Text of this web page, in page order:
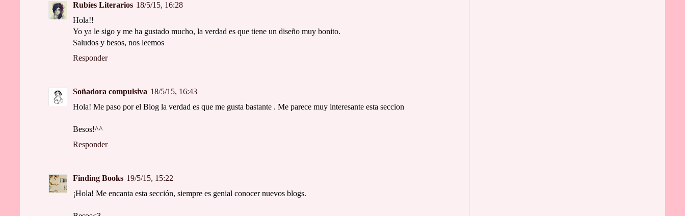
Rubíes Literarios 18/5/15, 16:28
Hola!!
Yo ya le sigo y me ha gustado mucho, la verdad es que tiene un diseño muy bonito.
Saludos y besos, nos leemos
Responder
Soñadora compulsiva 18/5/15, 16:43
Hola! Me paso por el Blog la verdad es que me gusta bastante . Me parece muy interesante esta seccion
Besos!^^
Responder
Finding Books 19/5/15, 15:22
¡Hola! Me encanta esta sección, siempre es genial conocer nuevos blogs.